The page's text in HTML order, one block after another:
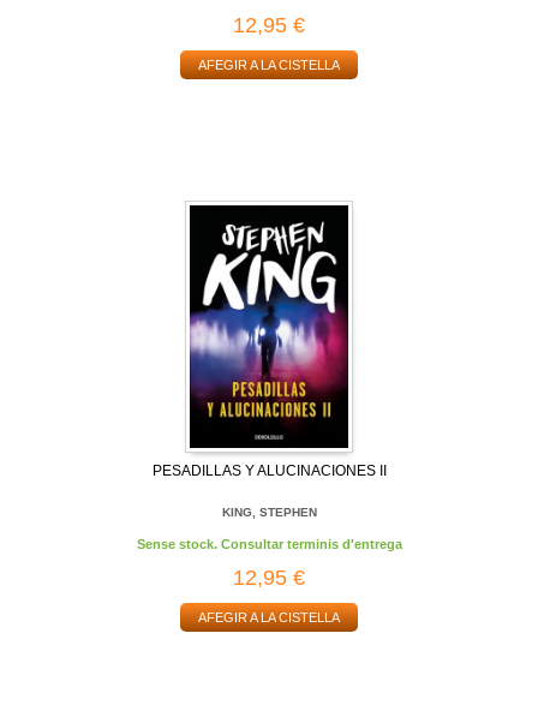
12,95 €
AFEGIR A LA CISTELLA
PESADILLAS Y ALUCINACIONES II
KING, STEPHEN
Sense stock. Consultar terminis d'entrega
12,95 €
AFEGIR A LA CISTELLA